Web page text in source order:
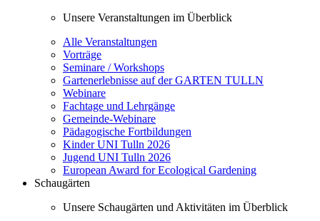
Unsere Veranstaltungen im Überblick
Alle Veranstaltungen
Vorträge
Seminare / Workshops
Gartenerlebnisse auf der GARTEN TULLN
Webinare
Fachtage und Lehrgänge
Gemeinde-Webinare
Pädagogische Fortbildungen
Kinder UNI Tulln 2026
Jugend UNI Tulln 2026
European Award for Ecological Gardening
Schaugärten
Unsere Schaugärten und Aktivitäten im Überblick